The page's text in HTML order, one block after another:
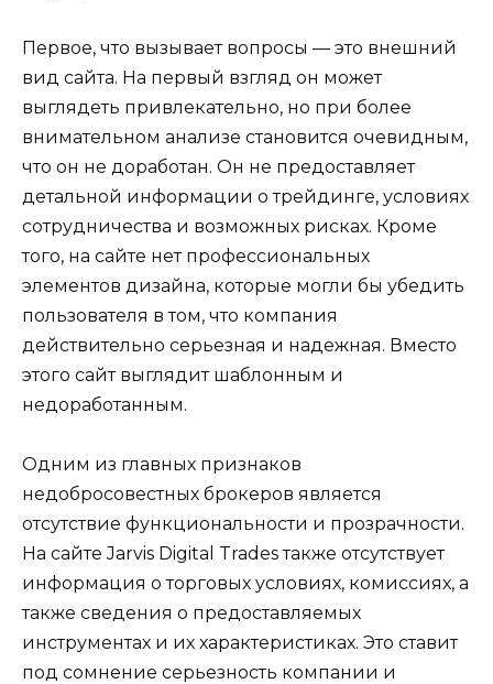
Первое, что вызывает вопросы — это внешний
вид сайта. На первый взгляд он может
выглядеть привлекательно, но при более
внимательном анализе становится очевидным,
что он не доработан. Он не предоставляет
детальной информации о трейдинге, условиях
сотрудничества и возможных рисках. Кроме
того, на сайте нет профессиональных
элементов дизайна, которые могли бы убедить
пользователя в том, что компания
действительно серьезная и надежная. Вместо
этого сайт выглядит шаблонным и
недоработанным.
Одним из главных признаков
недобросовестных брокеров является
отсутствие функциональности и прозрачности.
На сайте Jarvis Digital Trades также отсутствует
информация о торговых условиях, комиссиях, а
также сведения о предоставляемых
инструментах и их характеристиках. Это ставит
под сомнение серьезность компании и